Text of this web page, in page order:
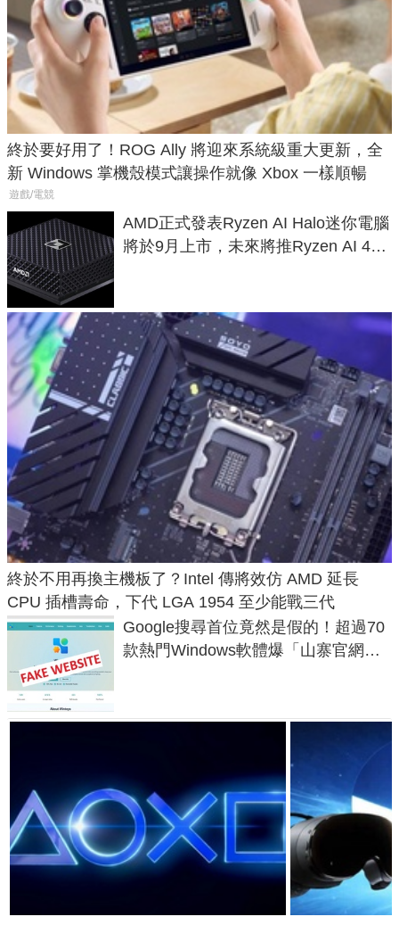
終於要好用了！ROG Ally 將迎來系統級重大更新，全
新 Windows 掌機殼模式讓操作就像 Xbox 一樣順暢
遊戲/電競
AMD正式發表Ryzen AI Halo迷你電腦
將於9月上市，未來將推Ryzen AI 400
終於不用再換主機板了？Intel 傳將效仿 AMD 延長
CPU 插槽壽命，下代 LGA 1954 至少能戰三代
Google搜尋首位竟然是假的！超過70
款熱門Windows軟體爆「山寨官網」